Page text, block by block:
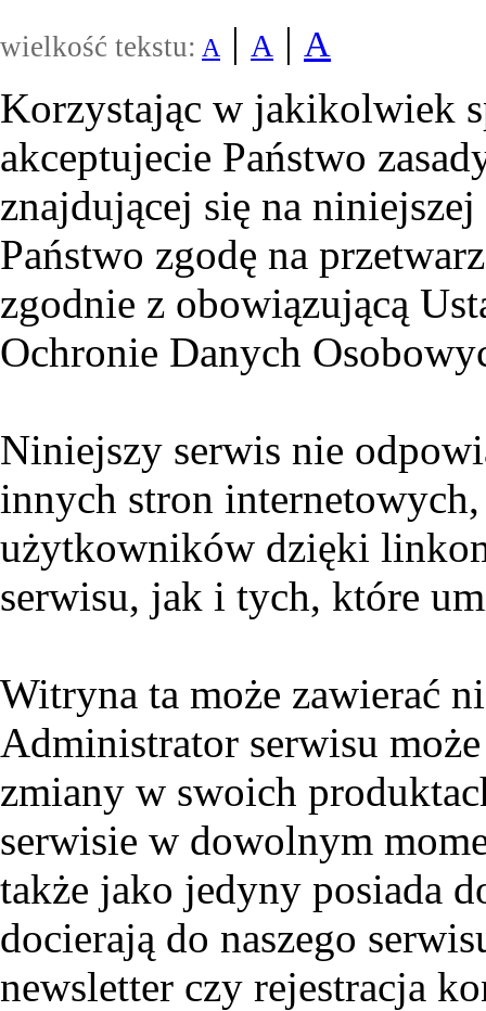
wielkość tekstu: A | A | A
Korzystając w jakikolwiek
akceptujecie Państwo
znajdującej się na
Państwo zgodę na
zgodnie z obowiązującą
Ochronie Danych
Niniejszy serwis nie
innych stron
użytkowników dzięki
serwisu, jak i tych, które
Witryna ta może zawierać
Administrator serwisu
zmiany w swoich
serwisie w dowolnym
także jako jedyny posiada
docierają do naszego
newsletter czy rejestracja